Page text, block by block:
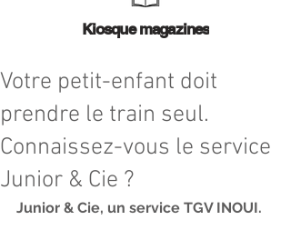
Kiosque magazines
Votre petit-enfant doit
prendre le train seul.
Connaissez-vous le service
Junior & Cie ?
Junior & Cie, un service TGV INOUI.